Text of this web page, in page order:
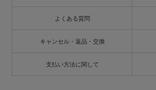
よくある質問
キャンセル・返品・交換
支払い方法に関して